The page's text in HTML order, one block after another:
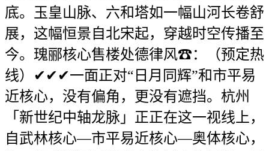
底。玉皇山脉、六和塔如一幅山河长卷舒
展，这幅恒景自北宋起，穿越时空传播至
今。瑰郦核心售楼处德律风☎：（预定热
线）✔✔✔一面正对“日月同辉”和市平易
近核心，没有偏角，更没有遮挡。杭州
「新世纪中轴龙脉」正正在这一视线上，
自武林核心—市平易近核心—奥体核心，